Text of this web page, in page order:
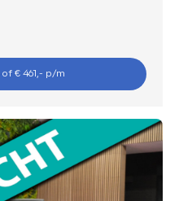
of € 461,- p/m